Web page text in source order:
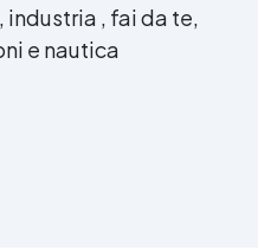
, fai da te,
e nautica